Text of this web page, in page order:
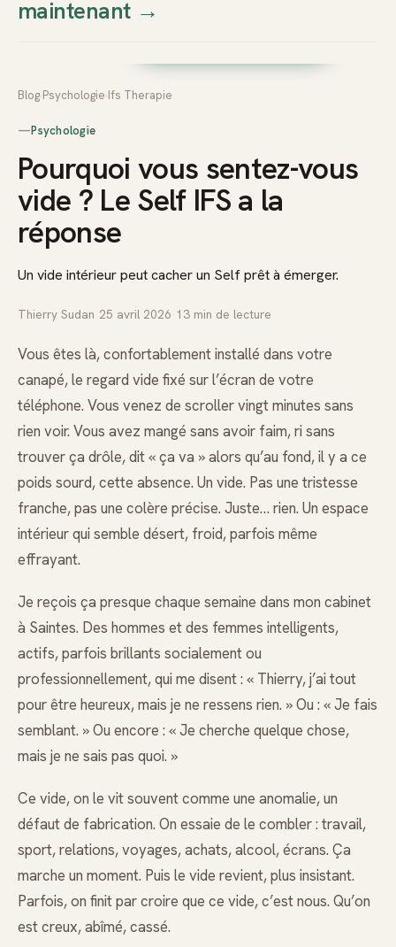
Thierry
Prendre rendez-vous dès
maintenant→
Blog Psychologie Ifs Therapie
—Psychologie
Pourquoi vous sentez-vous
vide ? Le Self IFS a la
réponse
Un vide intérieur peut cacher un Self prêt à émerger.
Thierry Sudan 25 avril 2026 13 min de lecture
Vous êtes là, confortablement installé dans votre
canapé, le regard vide fixé sur l’écran de votre
téléphone. Vous venez de scroller vingt minutes sans
rien voir. Vous avez mangé sans avoir faim, ri sans
trouver ça drôle, dit « ça va » alors qu’au fond, il y a ce
poids sourd, cette absence. Un vide. Pas une tristesse
franche, pas une colère précise. Juste… rien. Un espace
intérieur qui semble désert, froid, parfois même
effrayant.
Je reçois ça presque chaque semaine dans mon cabinet
à Saintes. Des hommes et des femmes intelligents,
actifs, parfois brillants socialement ou
professionnellement, qui me disent : « Thierry, j’ai tout
pour être heureux, mais je ne ressens rien. » Ou : « Je fais
semblant. » Ou encore : « Je cherche quelque chose,
mais je ne sais pas quoi. »
Ce vide, on le vit souvent comme une anomalie, un
défaut de fabrication. On essaie de le combler : travail,
sport, relations, voyages, achats, alcool, écrans. Ça
marche un moment. Puis le vide revient, plus insistant.
Parfois, on finit par croire que ce vide, c’est nous. Qu’on
est creux, abîmé, cassé.